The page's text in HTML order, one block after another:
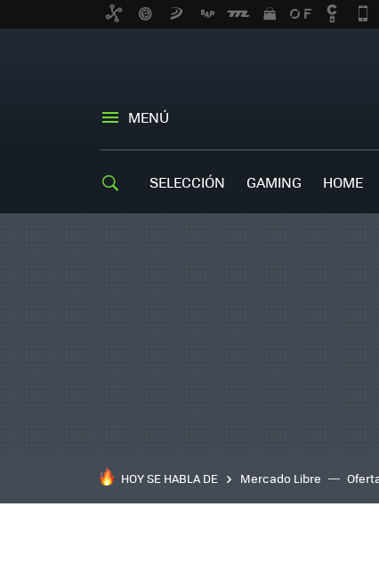
MENÚ
SELECCIÓN GAMING HOME
HOY SE HABLA DE Mercado Libre